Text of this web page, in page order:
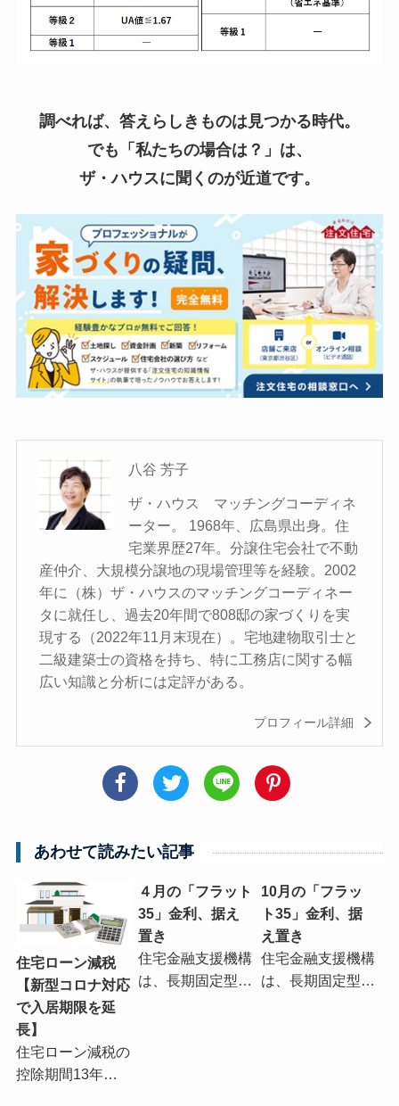
調べれば、答えらしきものは見つかる時代。
でも「私たちの場合は？」は、
ザ・ハウスに聞くのが近道です。
八谷 芳子
ザ・ハウス マッチングコーディネ
ーター。 1968年、広島県出身。住
宅業界歴27年。分譲住宅会社で不動
産仲介、大規模分譲地の現場管理等を経験。2002
年に（株）ザ・ハウスのマッチングコーディネー
タに就任し、過去20年間で808邸の家づくりを実
現する（2022年11月末現在）。宅地建物取引士と
二級建築士の資格を持ち、特に工務店に関する幅
広い知識と分析には定評がある。
プロフィール詳細
あわせて読みたい記事
住宅ローン減税
【新型コロナ対応
で入居期限を延
長】
住宅ローン減税の
控除期間13年…
４月の「フラット
35」金利、据え
置き
住宅金融支援機構
は、長期固定型…
10月の「フラッ
ト35」金利、据
え置き
住宅金融支援機構
は、長期固定型…